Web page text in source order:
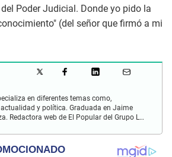
Poder Judicial. Donde yo pido la
(del señor que firmó a mi
en diferentes temas como,
y política. Graduada en Jaime
Redactora web de El Popular del Grupo La
televisión.